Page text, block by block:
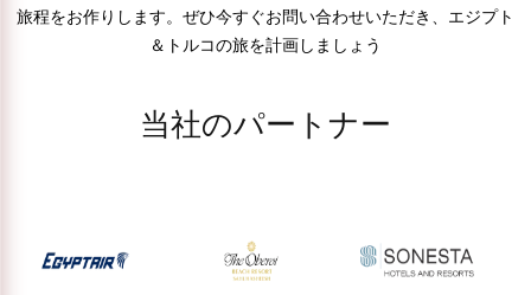
旅程をお作りします。ぜひ今すぐお問い合わせいただき、エジプト
＆トルコの旅を計画しましょう
当社のパートナー